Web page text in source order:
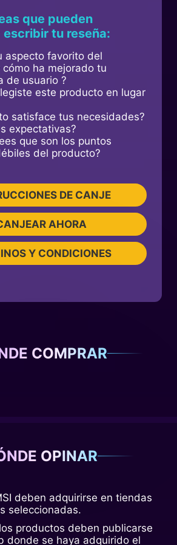
que pueden
tu reseña:
aspecto favorito del
ha mejorado tu
de usuario ?
este producto en lugar
satisface tus necesidades?
expectativas?
que son los puntos
del producto?
DE CANJE
AHORA
Y CONDICIONES
COMPRAR
OPINAR
deben adquirirse en tiendas
seleccionadas.
productos deben publicarse
donde se haya adquirido el